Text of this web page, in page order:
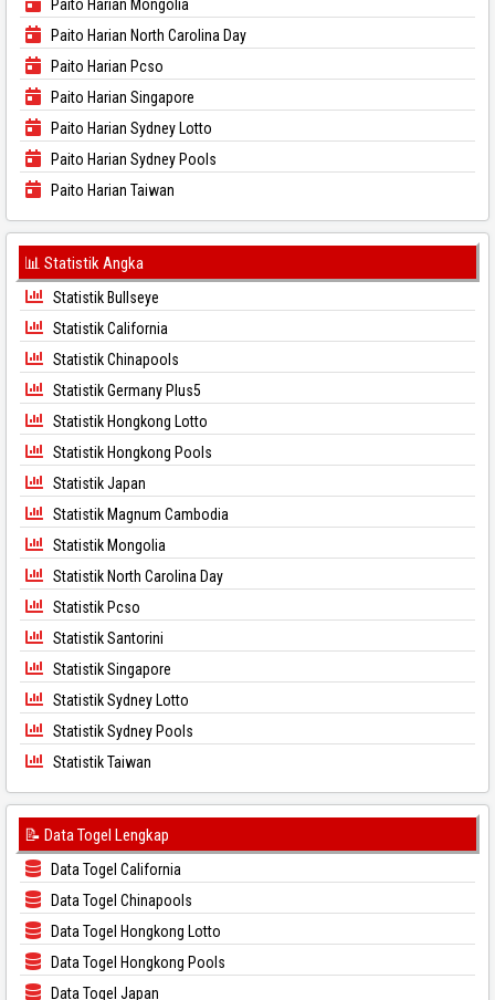
Paito Harian Mongolia
Paito Harian North Carolina Day
Paito Harian Pcso
Paito Harian Singapore
Paito Harian Sydney Lotto
Paito Harian Sydney Pools
Paito Harian Taiwan
📊 Statistik Angka
Statistik Bullseye
Statistik California
Statistik Chinapools
Statistik Germany Plus5
Statistik Hongkong Lotto
Statistik Hongkong Pools
Statistik Japan
Statistik Magnum Cambodia
Statistik Mongolia
Statistik North Carolina Day
Statistik Pcso
Statistik Santorini
Statistik Singapore
Statistik Sydney Lotto
Statistik Sydney Pools
Statistik Taiwan
📝 Data Togel Lengkap
Data Togel California
Data Togel Chinapools
Data Togel Hongkong Lotto
Data Togel Hongkong Pools
Data Togel Japan